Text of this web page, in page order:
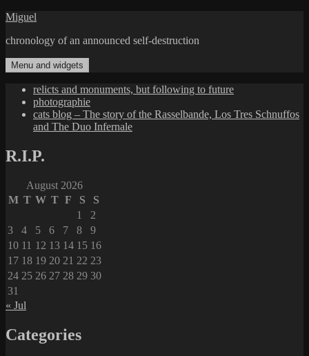
Skip
content
Miguel
chronology of an announced self-destruction
Menu and widgets
relicts and monuments, but following to future
photographie
cats blog – The story of the Rasselbande, Los Tres Schnuffos
and The Duo Infernale
R.I.P.
August 2026
M T W T F S
S
1
2
3
4 5 6 7 8
9
10 11 12 13 14 15 16
17 18 19 20 21 22 23
24 25 26 27 28 29 30
31
« Jul
Categories